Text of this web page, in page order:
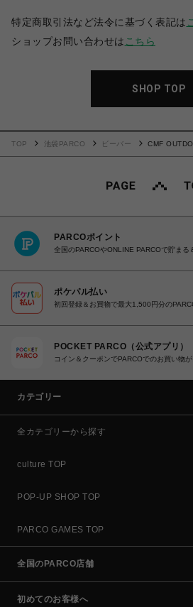
特定商取引法など法令に基づく表記は
ショップお問い合わせは こちら
SHOP TOP
TOP 池袋PARCO ビーバー
CMF
PARCOポイント
全国のPARCOやONLINE PARCOで貯まる
ポケパル払い
初回登録＆お買物で最大1,500円分の
POCKET PARCO（公式アプリ）
コイン＆クーポンでPARCOでのお買い物
カテゴリー
全カテゴリーから探す
culture TOP
POP-UP SHOP TOP
PARCO GAMES TOP
全国のPARCO店舗
初めてのお客様へ